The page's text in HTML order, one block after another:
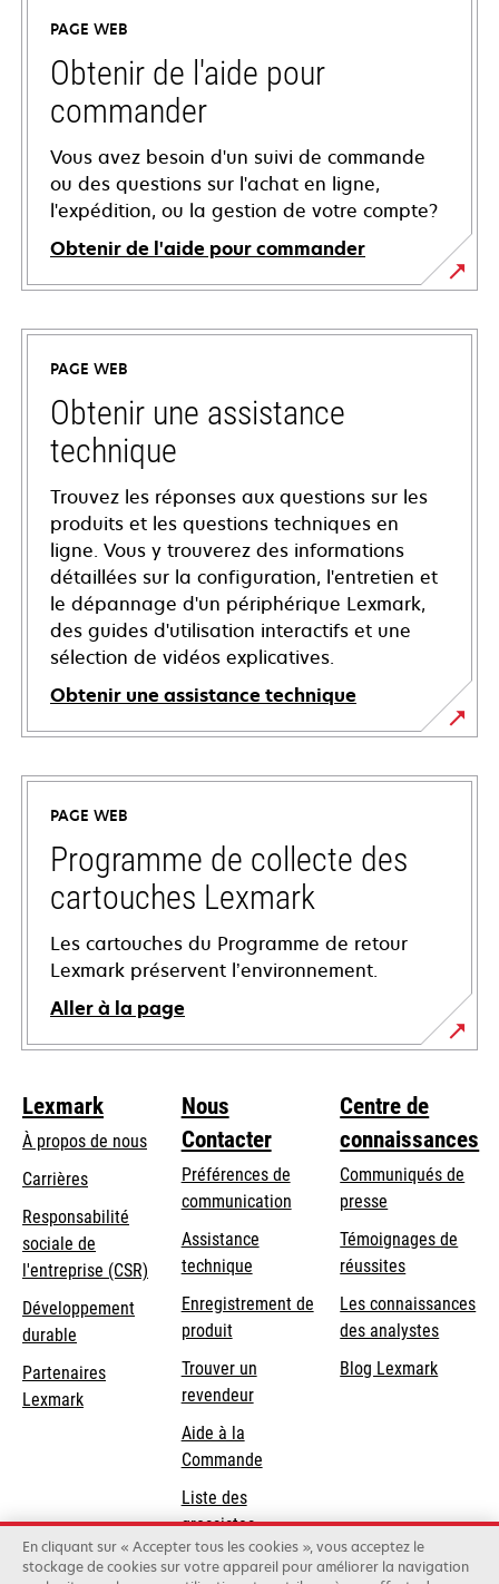
PAGE WEB
Obtenir de l'aide pour
commander
Vous avez besoin d'un suivi de commande
ou des questions sur l'achat en ligne,
l'expédition, ou la gestion de votre compte?
Obtenir de l'aide pour commander
PAGE WEB
Obtenir une assistance
technique
Trouvez les réponses aux questions sur les
produits et les questions techniques en
ligne. Vous y trouverez des informations
détaillées sur la configuration, l'entretien et
le dépannage d'un périphérique Lexmark,
des guides d'utilisation interactifs et une
sélection de vidéos explicatives.
Obtenir une assistance technique
s’ouvre
dans
nouvel
onglet
PAGE WEB
Programme de collecte des
cartouches Lexmark
Les cartouches du Programme de retour
Lexmark préservent l’environnement.
Aller à la page
Lexmark
À propos de nous
Carrières
s’ouvre
dans
un
nouvel
onglet
Responsabilité
sociale de
l'entreprise (CSR) s’ouvre
onglet
Développement
durable
Partenaires
Lexmark
Nous
Contacter
Préférences de
communication
s’ouvre
dans
un
nouvel
onglet
Assistance
techniques’ouvre
un
onglet
Enregistrement de
produit
Trouver un
revendeur
Aide à la
Commande
Liste des
grossistes
Centre de
connaissances
Communiqués de
presse
Témoignages de
réussites
Les connaissances
des analystes
Blog Lexmark
En cliquant sur « Accepter tous les cookies », vous acceptez le
stockage de cookies sur votre appareil pour améliorer la navigation